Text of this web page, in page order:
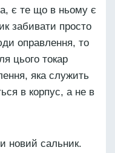
є те що в ньому є
забивати просто
оправлення, то
цього токар
яка служить
в корпус, а не в
новий сальник.